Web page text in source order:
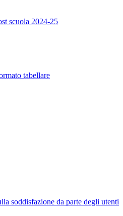
scuola 2024-25
tabellare
soddisfazione da parte degli utenti